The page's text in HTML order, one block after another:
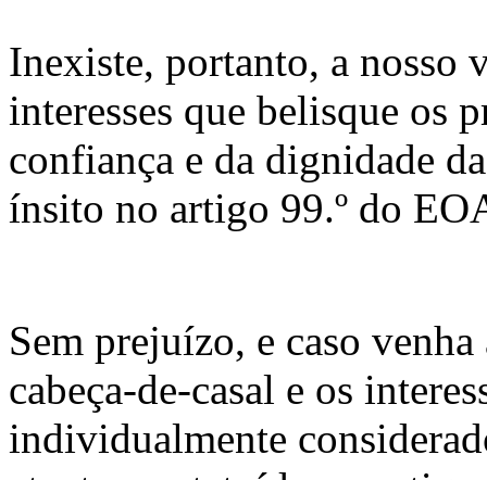
Inexiste, portanto, a nosso
interesses que belisque os
confiança e da dignidade
ínsito no artigo 99.º do
Sem prejuízo, e caso
cabeça-de-casal e os
individualmente